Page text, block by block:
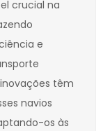
crucial na
e
têm
navios
os às